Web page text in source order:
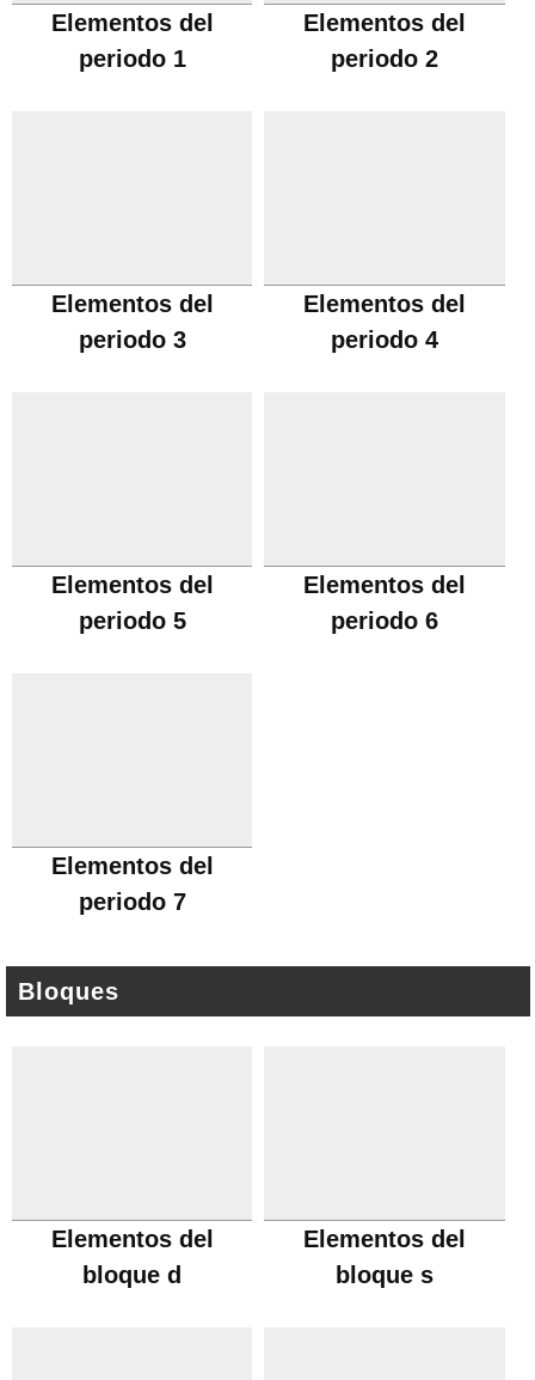
Elementos del
periodo 1
Elementos del
periodo 2
Elementos del
periodo 3
Elementos del
periodo 4
Elementos del
periodo 5
Elementos del
periodo 6
Elementos del
periodo 7
Bloques
Elementos del
bloque d
Elementos del
bloque s